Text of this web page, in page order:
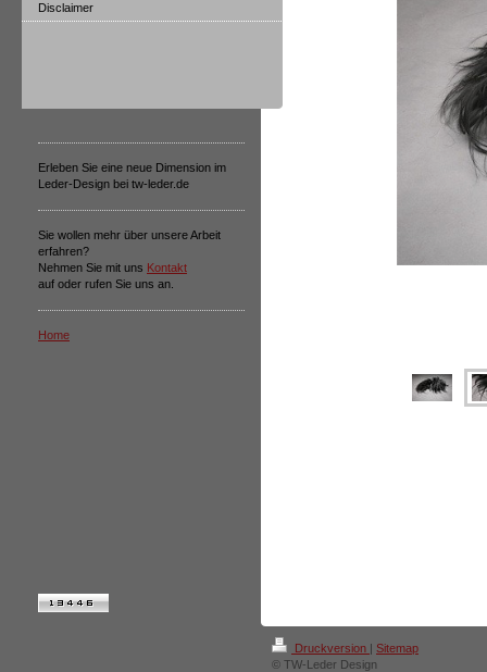
Disclaimer
Erleben Sie eine neue Dimension im
Leder-Design bei tw-leder.de
Sie wollen mehr über unsere Arbeit
erfahren?
Nehmen Sie mit uns Kontakt
auf oder rufen Sie uns an.
Home
Druckversion | Sitemap
© TW-Leder Design